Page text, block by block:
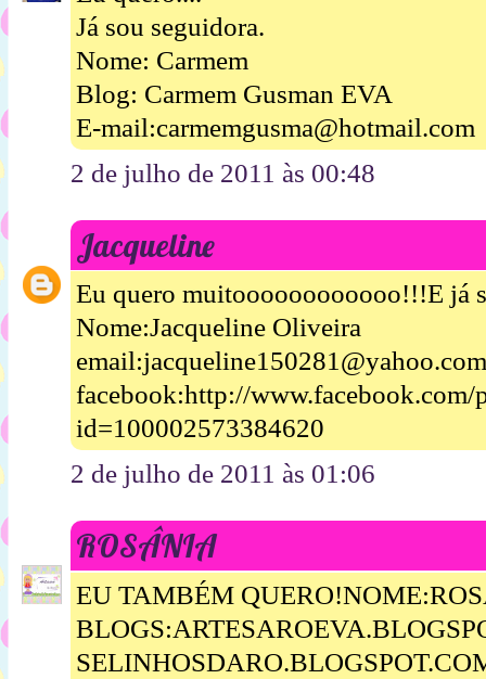
Já sou seguidora.
Nome: Carmem
Blog: Carmem Gusman EVA
E-mail:carmemgusma@hotmail.com
2 de julho de 2011 às 00:48
Jacqueline
Eu quero muitoooooooooooo!!!E já
Nome:Jacqueline Oliveira
facebook:http://www.facebook.com/
id=100002573384620
2 de julho de 2011 às 01:06
ROSÂNIA
EU TAMBÉM